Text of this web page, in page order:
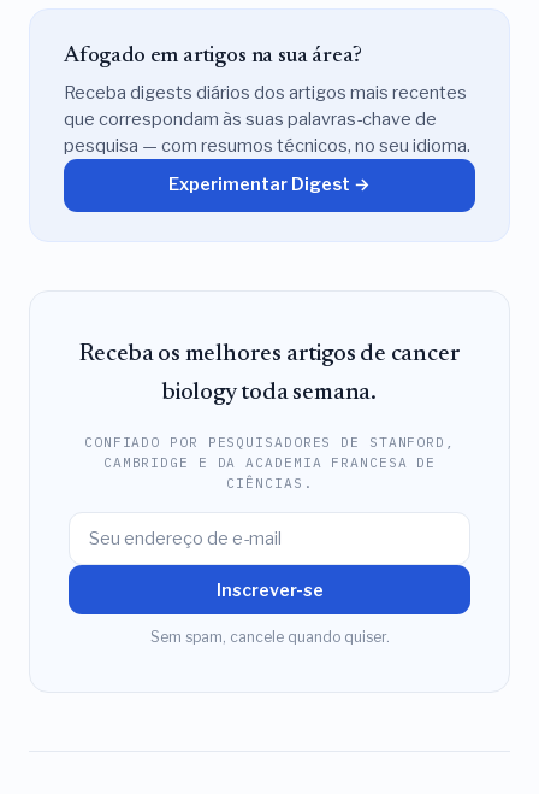
Afogado em artigos na sua área?
Receba digests diários dos artigos mais recentes
que correspondam às suas palavras-chave de
pesquisa — com resumos técnicos, no seu idioma.
Experimentar Digest →
Receba os melhores artigos de cancer
biology toda semana.
CONFIADO POR PESQUISADORES DE STANFORD,
CAMBRIDGE E DA ACADEMIA FRANCESA DE
CIÊNCIAS.
Inscrever-se
Sem spam, cancele quando quiser.